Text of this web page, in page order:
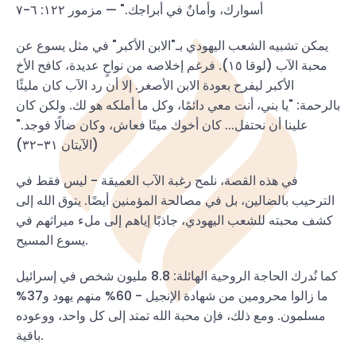
أسوارك، وأمانٌ في أبراجك." — مزمور ١٢٢: ٦-٧
يمكن تشبيه الشعب اليهودي بـ"الابن الأكبر" في مثل يسوع عن
محبة الآب (لوقا ١٥). فرغم إخلاصه من نواحٍ عديدة، كافح الأخ
الأكبر ليفرح بعودة الابن الأصغر. إلا أن رد الآب كان مليئًا
بالرحمة: "يا بني، أنت معي دائمًا، وكل ما أملكه هو لك. ولكن كان
علينا أن نحتفل... كان أخوك ميتًا فعاش، وكان ضالًا فوجد."
(الآيتان ٣١-٣٢)
في هذه القصة، نلمح رغبة الآب العميقة - ليس فقط في
الترحيب بالضالين، بل في مصالحة المؤمنين أيضًا. يتوق الله إلى
كشف محبته للشعب اليهودي، جاذبًا إياهم إلى ملء ميراثهم في
يسوع المسيح.
كما نُدرك الحاجة الروحية الهائلة: 8.8 مليون شخص في إسرائيل
ما زالوا محرومين من شهادة الإنجيل - 60% منهم يهود و37%
مسلمون. ومع ذلك، فإن محبة الله تمتد إلى كل واحد، ووعوده
باقية.